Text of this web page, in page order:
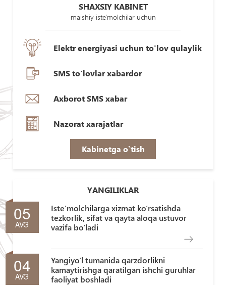
SHAXSIY KABINET
maishiy iste'molchilar uchun
Elektr energiyasi uchun to'lov qulaylik
SMS to'lovlar xabardor
Axborot SMS xabar
Nazorat xarajatlar
Kabinetga o`tish
YANGILIKLAR
05
AVG
Iste’molchilarga xizmat ko‘rsatishda
tezkorlik, sifat va qayta aloqa ustuvor
vazifa bo‘ladi
04
AVG
Yangiyo‘l tumanida qarzdorlikni
kamaytirishga qaratilgan ishchi guruhlar
faoliyat boshladi